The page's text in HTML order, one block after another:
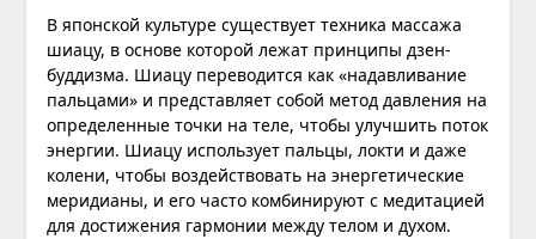
В японской культуре существует техника массажа
шиацу, в основе которой лежат принципы дзен-
буддизма. Шиацу переводится как «надавливание
пальцами» и представляет собой метод давления на
определенные точки на теле, чтобы улучшить поток
энергии. Шиацу использует пальцы, локти и даже
колени, чтобы воздействовать на энергетические
меридианы, и его часто комбинируют с медитацией
для достижения гармонии между телом и духом.